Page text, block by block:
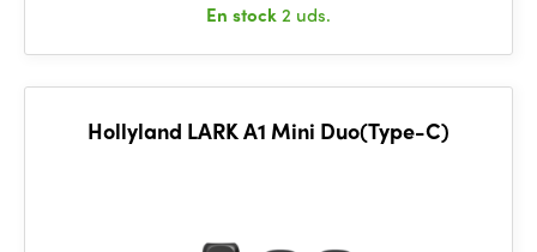
En stock2 uds.
Hollyland LARK A1 Mini Duo(Type-C)